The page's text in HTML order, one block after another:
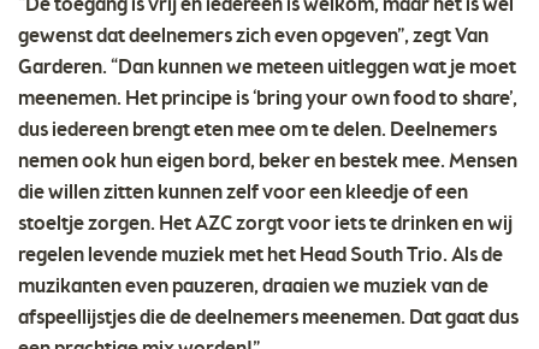
“De toegang is vrij en iedereen is welkom, maar het is wel
gewenst dat deelnemers zich even opgeven”, zegt Van
Garderen. “Dan kunnen we meteen uitleggen wat je moet
meenemen. Het principe is ‘bring your own food to share’,
dus iedereen brengt eten mee om te delen. Deelnemers
nemen ook hun eigen bord, beker en bestek mee. Mensen
die willen zitten kunnen zelf voor een kleedje of een
stoeltje zorgen. Het AZC zorgt voor iets te drinken en wij
regelen levende muziek met het Head South Trio. Als de
muzikanten even pauzeren, draaien we muziek van de
afspeellijstjes die de deelnemers meenemen. Dat gaat dus